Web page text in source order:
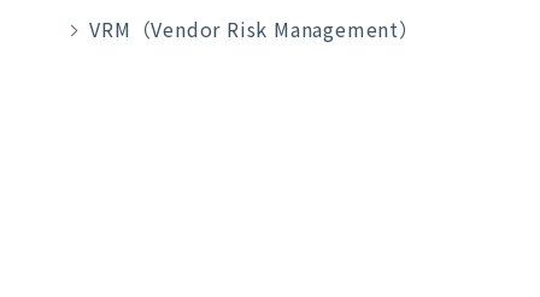
VRM（Vendor Risk Management）